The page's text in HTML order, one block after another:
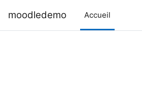
moodledemo Accueil